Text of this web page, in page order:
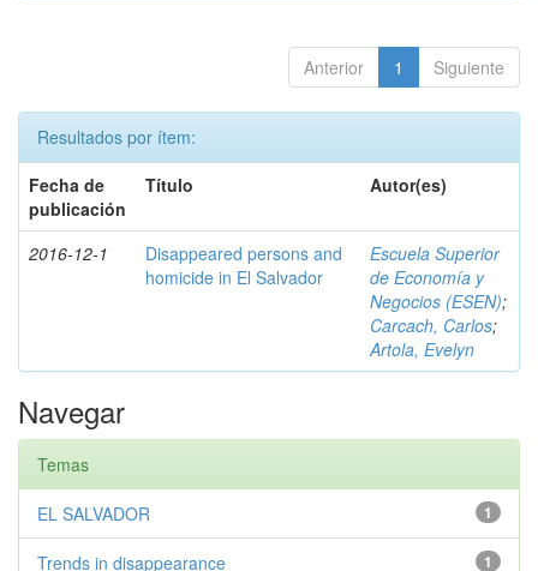
Anterior 1 Siguiente
Resultados por ítem:
Fecha de
publicación
Título Autor(es)
2016-12-1
Disappeared persons and
homicide in El Salvador
Escuela Superior
de Economía y
Negocios (ESEN);
Carcach, Carlos;
Artola, Evelyn
Navegar
Temas
1
EL SALVADOR
1
Trends in disappearance